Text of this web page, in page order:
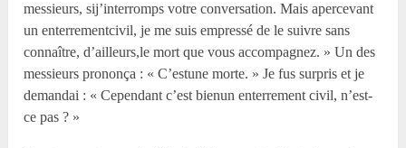
messieurs, sij’interromps votre conversation. Mais apercevant
un enterrementcivil, je me suis empressé de le suivre sans
connaître, d’ailleurs,le mort que vous accompagnez. » Un des
messieurs prononça : « C’estune morte. » Je fus surpris et je
demandai : « Cependant c’est bienun enterrement civil, n’est-
ce pas ? »